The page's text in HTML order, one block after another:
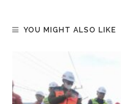
YOU MIGHT ALSO LIKE